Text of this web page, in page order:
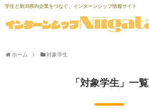
学生と新潟県内企業をつなぐ、インターンシップ情報サイト
ホーム 対象学生
「 対象学生 」 一覧